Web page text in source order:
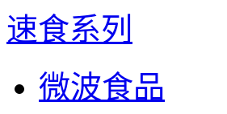
速食系列
微波食品